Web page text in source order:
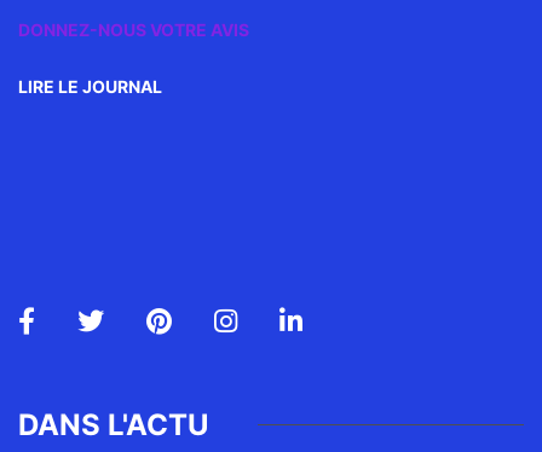
DONNEZ-NOUS VOTRE AVIS
LIRE LE JOURNAL
DANS L'ACTU